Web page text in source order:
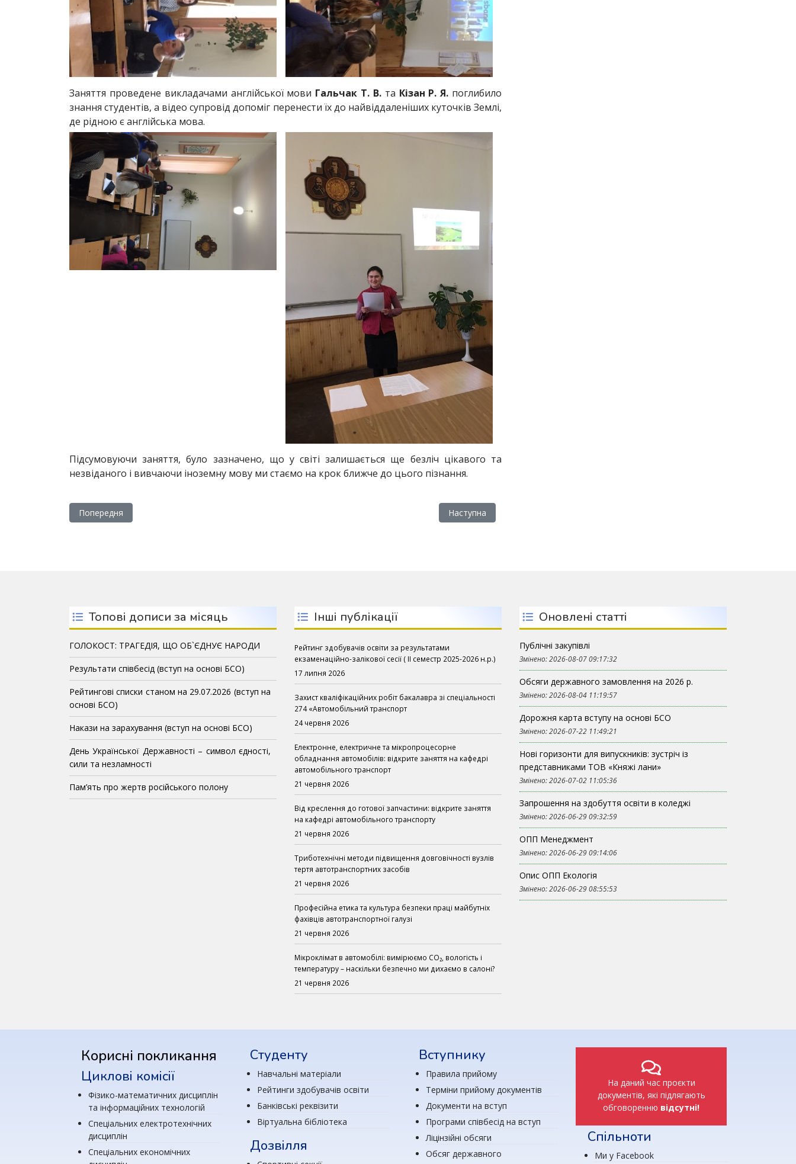
Заняття проведене викладачами англійської мови Гальчак Т. В.та Кізан Р. Я. поглибило
знання студентів, а відео супровід допоміг перенести їх до найвіддаленіших куточків Землі,
де рідною є англійська мова.
Підсумовуючи заняття, було зазначено, що у світі залишається ще безліч цікавого та
незвіданого і вивчаючи іноземну мову ми стаємо на крок ближче до цього пізнання.
Попередня стаття: Віртуальна екскурсія пам’ятками Бережанщини
Попередня Наступна стаття: ПЕРЕЛІК ЛІЦЕНЗОВАНИХ РОБІТНИЧИХ ПРОФЕСІЙ
Наступна
Топові дописи за місяць
ГОЛОКОСТ: ТРАГЕДІЯ, ЩО ОБ`ЄДНУЄ НАРОДИ
Результати співбесід (вступ на основі БСО)
Рейтингові списки станом на 29.07.2026 (вступ на
основі БСО)
Накази на зарахування (вступ на основі БСО)
День Української Державності – символ єдності,
сили та незламності
Пам’ять про жертв російського полону
Інші публікації
Рейтинг здобувачів освіти за результатами
екзаменаційно-залікової сесії ( ІІ семестр 2025-2026 н.р.)
17 липня 2026
Захист кваліфікаційних робіт бакалавра зі спеціальності
274 «Автомобільний транспорт
24 червня 2026
Електронне, електричне та мікропроцесорне
обладнання автомобілів: відкрите заняття на кафедрі
автомобільного транспорт
21 червня 2026
Від креслення до готової запчастини: відкрите заняття
на кафедрі автомобільного транспорту
21 червня 2026
Триботехнічні методи підвищення довговічності вузлів
тертя автотранспортних засобів
21 червня 2026
Професійна етика та культура безпеки праці майбутніх
фахівців автотранспортної галузі
21 червня 2026
Мікроклімат в автомобілі: вимірюємо CO₂, вологість і
температуру – наскільки безпечно ми дихаємо в салоні?
21 червня 2026
Оновлені статті
Публічні закупівлі
Змінено: 2026-08-07 09:17:32
Обсяги державного замовлення на 2026 р.
Змінено: 2026-08-04 11:19:57
Дорожня карта вступу на основі БСО
Змінено: 2026-07-22 11:49:21
Нові горизонти для випускників: зустріч із
представниками ТОВ «Княжі лани»
Змінено: 2026-07-02 11:05:36
Запрошення на здобуття освіти в коледжі
Змінено: 2026-06-29 09:32:59
ОПП Менеджмент
Змінено: 2026-06-29 09:14:06
Опис ОПП Екологія
Змінено: 2026-06-29 08:55:53
Корисні покликання
Циклові комісії
Фізико-математичних дисциплін
та інформаційних технологій
Спеціальних електротехнічних
дисциплін
Спеціальних економічних
Студенту
Навчальні матеріали
Рейтинги здобувачів освіти
Банківські реквізити
Віртуальна бібліотека
Дозвілля
Вступнику
Правила прийому
Терміни прийому документів
Документи на вступ
Програми співбесід на вступ
Ліцінзійні обсяги
Обсяг державного
На даний час проєкти
документів, які підлягають
обговоренню відсутні!
Спільноти
Ми у Facebook